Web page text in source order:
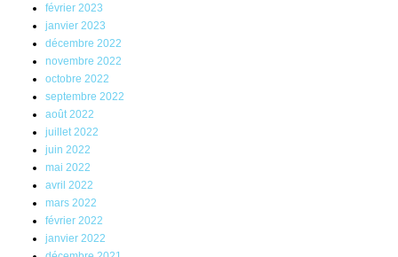
février 2023
janvier 2023
décembre 2022
novembre 2022
octobre 2022
septembre 2022
août 2022
juillet 2022
juin 2022
mai 2022
avril 2022
mars 2022
février 2022
janvier 2022